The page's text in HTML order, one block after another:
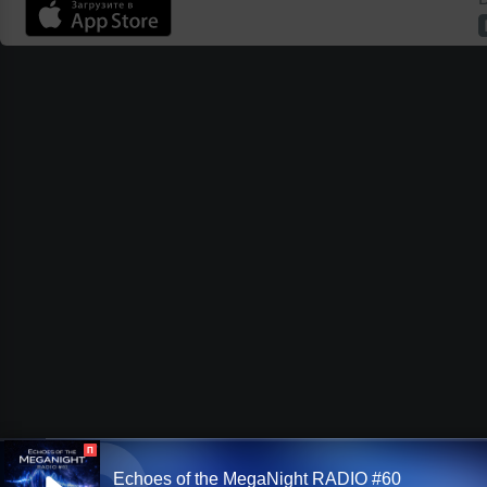
П
Echoes of the MegaNight RADIO #60